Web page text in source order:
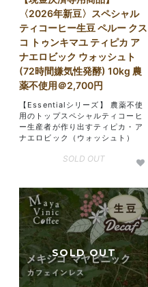
〈2026年新豆〉スペシャル
ティコーヒー生豆 ペルー クス
コ トゥンキマユ ティピカ ア
ナエロビック ウォッシュト
(72時間嫌気性発酵) 10kg 農
薬不使用＠2,700円
【Essentialシリーズ】 農薬不使
用のトップスペシャルティコーヒ
ー生産者が作り出すティピカ・ア
ナエロビック（ウォッシュト）
SOLD OUT